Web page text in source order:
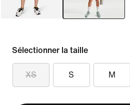
Sélectionner la taille
XS S M